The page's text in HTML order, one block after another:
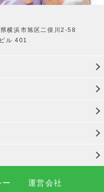
横浜市旭区二俣川2-58
ル 401
運営会社